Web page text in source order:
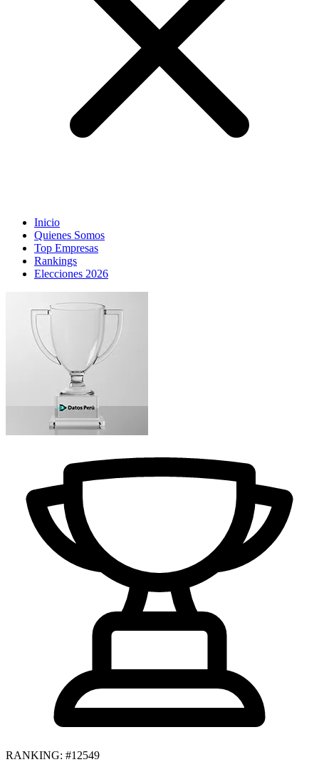
Inicio
Quienes Somos
Top Empresas
Rankings
Elecciones 2026
RANKING: #12549